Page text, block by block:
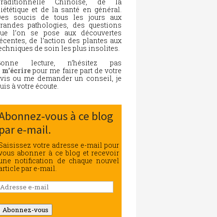
et de la santé en général.
soucis de tous les jours aux
pathologies, des questions
l’on se pose aux découvertes
de l’action des plantes aux
de soin les plus insolites.
lecture, n’hésitez pas
m’écrire pour me faire part de votre
ou me demander un conseil, je
à votre écoute.
vous à ce blog
par e-mail.
votre adresse e-mail pour
abonner à ce blog et recevoir
notification de chaque nouvel
par e-mail.
Abonnez-vous